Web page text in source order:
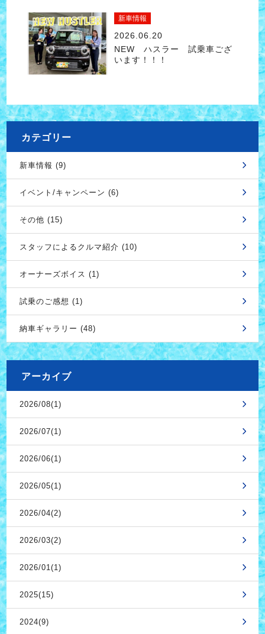
新車情報
2026.06.20
NEW ハスラー 試乗車ござ
います！！！
カテゴリー
新車情報 (9)
イベント/キャンペーン (6)
その他 (15)
スタッフによるクルマ紹介 (10)
オーナーズボイス (1)
試乗のご感想 (1)
納車ギャラリー (48)
アーカイブ
2026/08(1)
2026/07(1)
2026/06(1)
2026/05(1)
2026/04(2)
2026/03(2)
2026/01(1)
2025(15)
2024(9)